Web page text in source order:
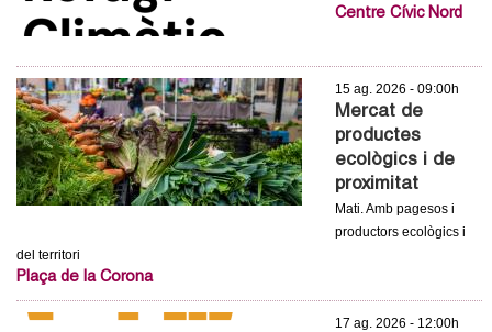
Centre Cívic Nord
15 ag. 2026 - 09:00h
Mercat de
productes
ecològics i de
proximitat
Mati. Amb pagesos i
productors ecològics i
del territori
Plaça de la Corona
17 ag. 2026 - 12:00h